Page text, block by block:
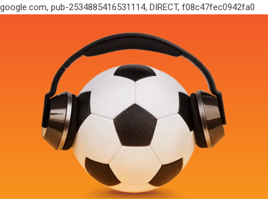
google.com, pub-2534885416531114, DIRECT, f08c47fec0942fa0